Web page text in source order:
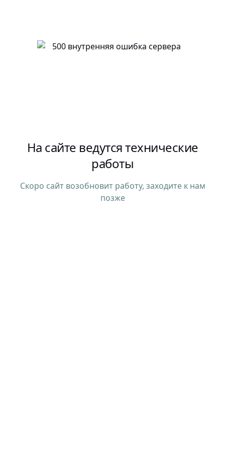
На сайте ведутся технические
работы
Скоро сайт возобновит работу, заходите к нам
позже